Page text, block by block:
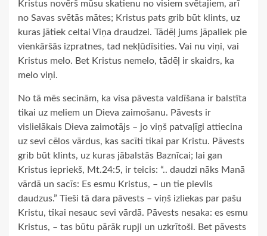
Kristus novērš mūsu skatienu no visiem svētajiem, arī
no Savas svētās mātes; Kristus pats grib būt klints, uz
kuras jātiek celtai Viņa draudzei. Tādēļ jums jāpaliek pie
vienkāršās izpratnes, tad nekļūdīsities. Vai nu viņi, vai
Kristus melo. Bet Kristus nemelo, tādēļ ir skaidrs, ka
melo viņi.
No tā mēs secinām, ka visa pāvesta valdīšana ir balstīta
tikai uz meliem un Dieva zaimošanu. Pāvests ir
vislielākais Dieva zaimotājs – jo viņš patvaļīgi attiecina
uz sevi cēlos vārdus, kas sacīti tikai par Kristu. Pāvests
grib būt klints, uz kuras jābalstās Baznīcai; lai gan
Kristus iepriekš, Mt.24:5, ir teicis: “.. daudzi nāks Manā
vārdā un sacīs: Es esmu Kristus, – un tie pievils
daudzus.” Tieši tā dara pāvests – viņš izliekas par pašu
Kristu, tikai nesauc sevi vārdā. Pāvests nesaka: es esmu
Kristus, – tas būtu pārāk rupji un uzkrītoši. Bet pāvests